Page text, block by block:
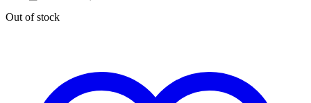
Out of stock